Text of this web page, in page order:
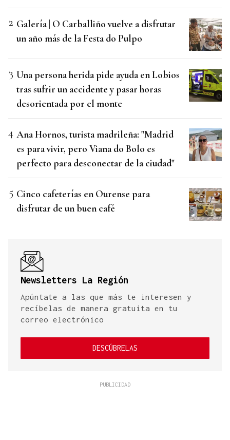
Galería | O Carballiño vuelve a disfrutar
un año más de la Festa do Pulpo
Una persona herida pide ayuda en Lobios
tras sufrir un accidente y pasar horas
desorientada por el monte
Ana Hornos, turista madrileña: "Madrid
es para vivir, pero Viana do Bolo es
perfecto para desconectar de la ciudad"
Cinco cafeterías en Ourense para
disfrutar de un buen café
Newsletters La Región
Apúntate a las que más te interesen y
recíbelas de manera gratuita en tu
correo electrónico
DESCÚBRELAS